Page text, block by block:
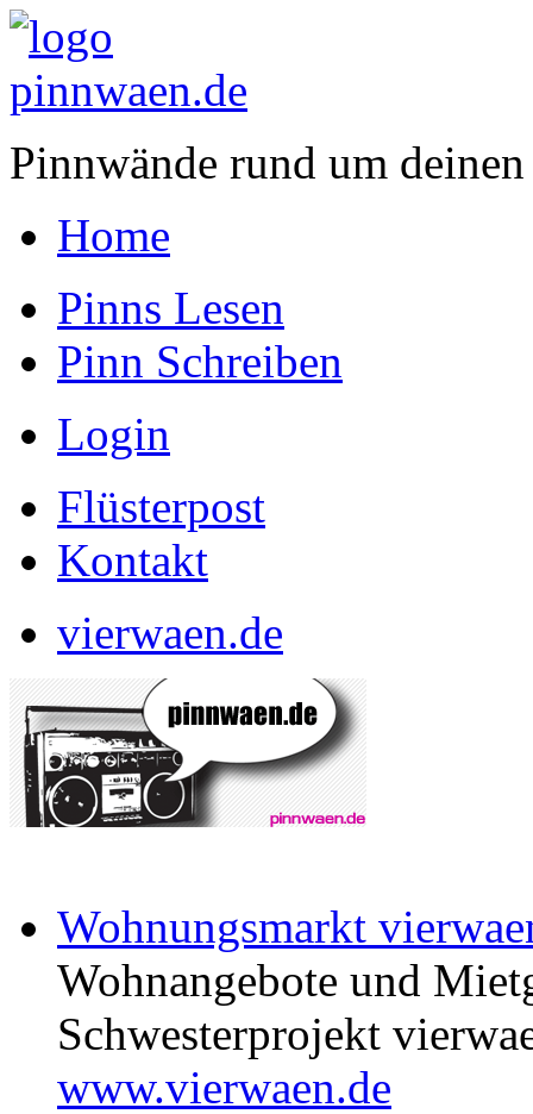
Pinnwände rund um
Home
Pinns Lesen
Pinn Schreiben
Login
Flüsterpost
Kontakt
vierwaen.de
Wohnungsmarkt
Wohnangebote und
Schwesterprojekt
www.vierwaen.de